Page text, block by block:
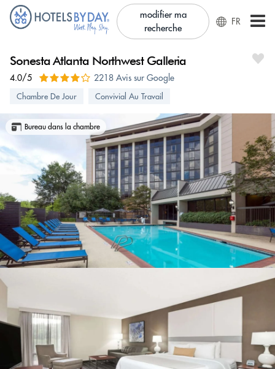
modifier ma
recherche
FR
Sonesta Atlanta Northwest Galleria
4.0/5 2218 Avis sur Google
Chambre De Jour Convivial Au Travail
Bureau dans la chambre